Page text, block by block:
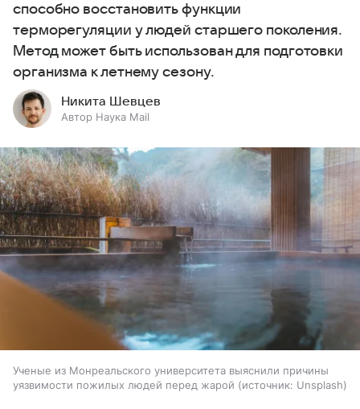
способно восстановить функции
терморегуляции у людей старшего поколения.
Метод может быть использован для подготовки
организма к летнему сезону.
Никита Шевцев
Автор Наука Mail
Ученые из Монреальского университета выяснили причины
уязвимости пожилых людей перед жарой
источник: Unsplash